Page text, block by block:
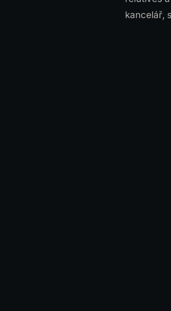
kancelář,